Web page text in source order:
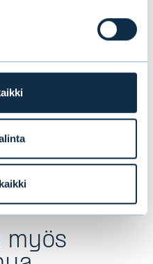
Rahastoyhtiö Oy
myös